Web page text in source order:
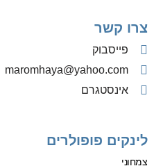
צרו קשר
פייסבוק
‫maromhaya@yahoo.com
אינסטגרם
לינקים פופולרים
צמחוני